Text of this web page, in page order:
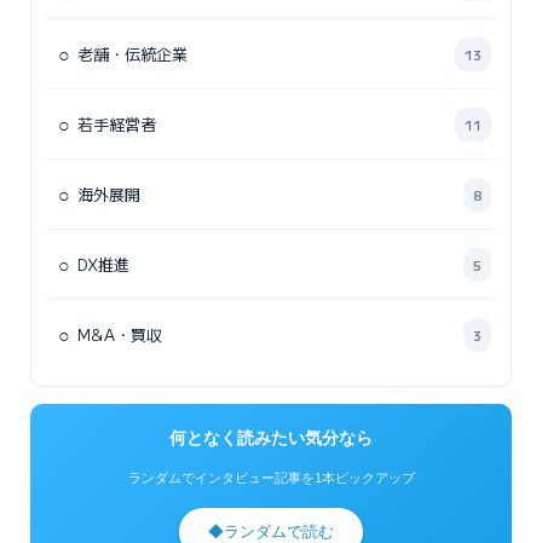
○ 老舗・伝統企業 13
○ 若手経営者 11
○ 海外展開 8
○ DX推進 5
○ M&A・買収 3
何となく読みたい気分なら
ランダムでインタビュー記事を1本ピックアップ
◆ランダムで読む